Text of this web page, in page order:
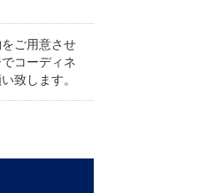
ご用意させ
コーディネ
致します。